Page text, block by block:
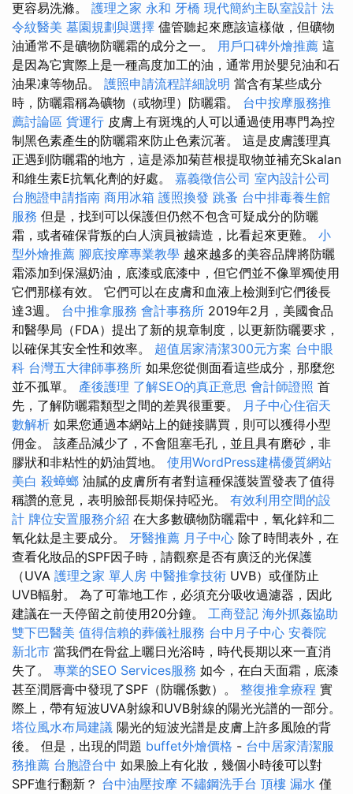
更容易洗滌。 護理之家 永和 牙橋 現代簡約主臥室設計 法
令紋醫美 墓園規劃與選擇 儘管聽起來應該這樣做，但礦物
油通常不是礦物防曬霜的成分之一。 用戶口碑外燴推薦 這
是因為它實際上是一種高度加工的油，通常用於嬰兒油和石
油果凍等物品。 護照申請流程詳細說明 當含有某些成分
時，防曬霜稱為礦物（或物理）防曬霜。 台中按摩服務推
薦討論區 貨運行 皮膚上有斑塊的人可以通過使用專門為控
制黑色素產生的防曬霜來防止色素沉著。 這是皮膚護理真
正遇到防曬霜的地方，這是添加菊苣根提取物並補充Skalan
和維生素E抗氧化劑的好處。 嘉義徵信公司 室內設計公司
台胞證申請指南 商用冰箱 護照換發 跳蚤 台中排毒養生館
服務 但是，找到可以保護但仍然不包含可疑成分的防曬
霜，或者確保背叛的白人演員被鑄造，比看起來更難。 小
型外燴推薦 腳底按摩專業教學 越來越多的美容品牌將防曬
霜添加到保濕奶油，底漆或底漆中，但它們並不像單獨使用
它們那樣有效。 它們可以在皮膚和血液上檢測到它們後長
達3週。 台中推拿服務 會計事務所 2019年2月，美國食品
和醫學局（FDA）提出了新的規章制度，以更新防曬要求，
以確保其安全性和效率。 超值居家清潔300元方案 台中眼
科 台灣五大律師事務所 如果您從側面看這些成分，那麼您
並不孤單。 產後護理 了解SEO的真正意思 會計師證照 首
先，了解防曬霜類型之間的差異很重要。 月子中心住宿天
數解析 如果您通過本網站上的鏈接購買，則可以獲得小型
佣金。 該產品減少了，不會阻塞毛孔，並且具有磨砂，非
膠狀和非粘性的奶油質地。 使用WordPress建構優質網站
美白 殺蟑螂 油膩的皮膚所有者對這種保護裝置發表了值得
稱讚的意見，表明臉部長期保持啞光。 有效利用空間的設
計 牌位安置服務介紹 在大多數礦物防曬霜中，氧化鋅和二
氧化鈦是主要成分。 牙醫推薦 月子中心 除了時間表外，在
查看化妝品的SPF因子時，請觀察是否有廣泛的光保護
（UVA 護理之家 單人房 中醫推拿技術 UVB）或僅防止
UVB輻射。 為了可靠地工作，必須充分吸收過濾器，因此
建議在一天停留之前使用20分鐘。 工商登記 海外抓姦協助
雙下巴醫美 值得信賴的葬儀社服務 台中月子中心 安養院
新北市 當我們在骨盆上曬日光浴時，時代長期以來一直消
失了。 專業的SEO Services服務 如今，在白天面霜，底漆
甚至潤唇膏中發現了SPF（防曬係數）。 整復推拿療程 實
際上，帶有短波UVA射線和UVB射線的陽光光譜的一部分。
塔位風水布局建議 陽光的短波光譜是皮膚上許多風險的背
後。 但是，出現的問題 buffet外燴價格 - 台中居家清潔服
務推薦 台胞證台中 如果臉上有化妝，幾個小時後可以對
SPF進行翻新？ 台中油壓按摩 不鏽鋼洗手台 頂樓 漏水 僅